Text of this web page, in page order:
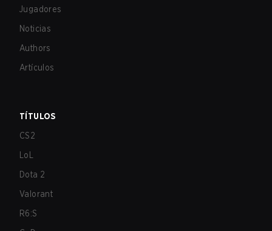
Jugadores
Noticias
Authors
Artículos
TÍTULOS
CS2
LoL
Dota 2
Valorant
R6:S